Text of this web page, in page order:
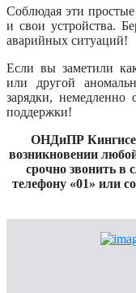
Соблюдая эти
и свои устройства.
аварийных ситуаций!
Если вы заметили
или другой
зарядки, немедленно
поддержки!
ОНДиПР
возникновении
срочно звонить в
телефону «01» или